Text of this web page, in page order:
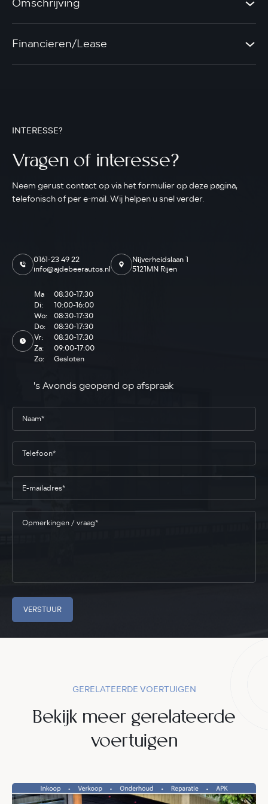
Financieren/Lease
INTERESSE?
Vragen of interesse?
Neem gerust contact op via het formulier op deze pagina,
telefonisch of per e-mail. Wij helpen u snel verder.
0161-23 49 22
info@ajdebeerautos.nl
Nijverheidslaan 1
5121MN Rijen
Ma
08:30-17:30
Di:
10:00-16:00
Wo:
08:30-17:30
Do:
08:30-17:30
Vr:
08:30-17:30
Za:
09:00-17:00
Zo:
Gesloten
's Avonds geopend op afspraak
VERSTUUR
GERELATEERDE VOERTUIGEN
Bekijk meer gerelateerde
voertuigen